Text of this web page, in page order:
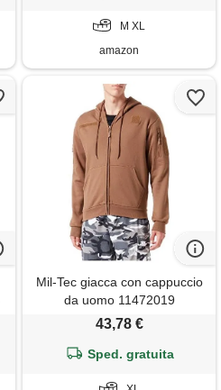
M XL
amazon
Mil-Tec giacca con cappuccio
da uomo 11472019
43,78 €
Sped. gratuita